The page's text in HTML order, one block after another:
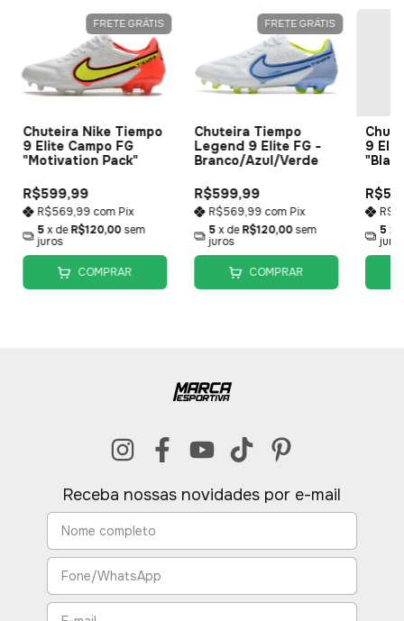
FRETE GRÁTIS
Chuteira Nike Tiempo
9 Elite Campo FG
"Motivation Pack"
R$599,99
R$569,99 com Pix
5x deR$120,00 sem
juros
COMPRAR
FRETE GRÁTIS
Chuteira Tiempo
Legend 9 Elite FG -
Branco/Azul/Verde
R$599,99
R$569,99 com Pix
5 x deR$120,00 sem
juros
COMPRAR
9
5 x
Receba nossas novidades por e-mail